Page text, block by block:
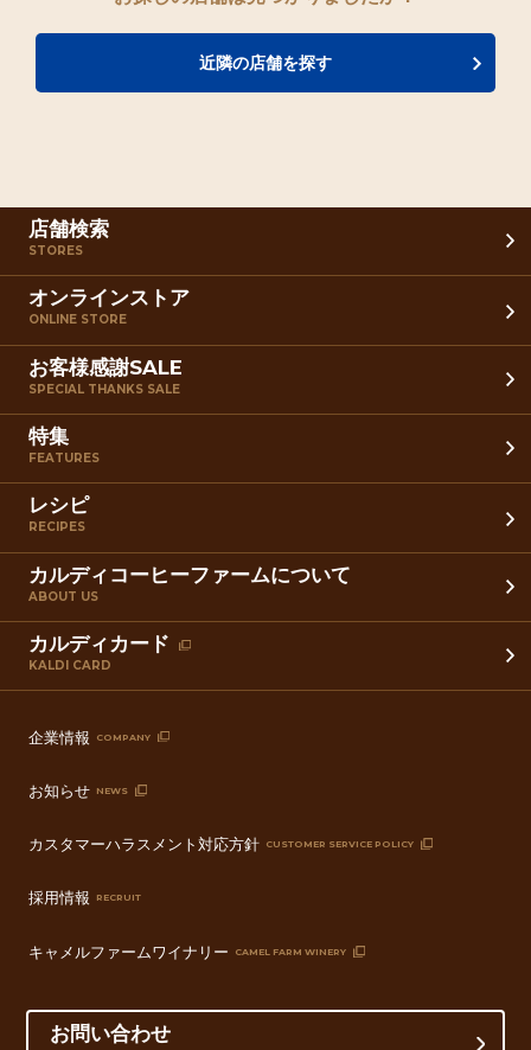
近隣の店舗を探す
店舗検索
STORES
オンラインストア
ONLINE STORE
お客様感謝SALE
SPECIAL THANKS SALE
特集
FEATURES
レシピ
RECIPES
カルディコーヒーファームについて
ABOUT US
カルディカード
KALDI CARD
企業情報 COMPANY
お知らせ NEWS
カスタマーハラスメント対応方針 CUSTOMER SERVICE POLICY
採用情報 RECRUIT
キャメルファームワイナリー CAMEL FARM WINERY
お問い合わせ